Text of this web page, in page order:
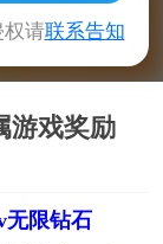
权请联系告知
游戏奖励
无限钻石